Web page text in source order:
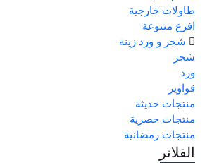
طاولات خارجية
افرع متنوعة
شجر و ورد زينة
شجر
ورد
قواوير
منتجات حديثة
منتجات حصرية
منتجات رمضانية
الفلاتر